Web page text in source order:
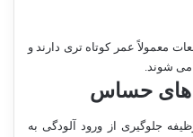
معمولاً عمر کوتاه تری دارند و
می شوند.
های حساس
جلوگیری از ورود آلودگی به